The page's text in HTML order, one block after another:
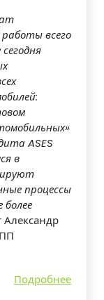
всего
ASES
в
процессы
Подробнее